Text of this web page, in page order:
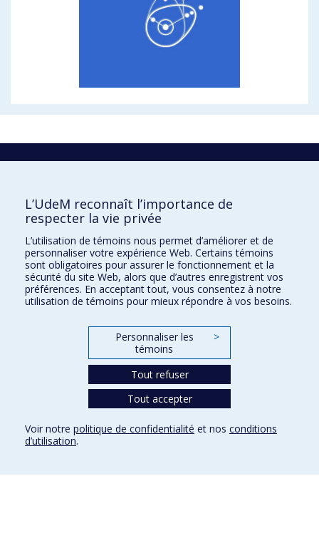
La recherche
C.P. 6128, succursale Centre-ville
Montréal, Québec, Canada
Courriel:recherche@umontreal.ca
Qui fait quoi?
Nous trouver
L’UdeM reconnaît l’importance de
respecter la vie privée
L’utilisation de témoins nous permet d’améliorer et de
personnaliser votre expérience Web. Certains témoins
sont obligatoires pour assurer le fonctionnement et la
sécurité du site Web, alors que d’autres enregistrent vos
préférences. En acceptant tout, vous consentez à notre
utilisation de témoins pour mieux répondre à vos besoins.
Personnaliser les
témoins
>
Tout refuser
Tout accepter
Voir notre politique de confidentialité et nos conditions
d’utilisation.